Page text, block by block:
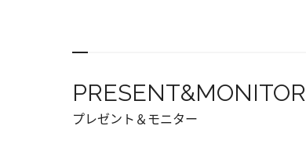
PRESENT&MONITOR
プレゼント＆モニター